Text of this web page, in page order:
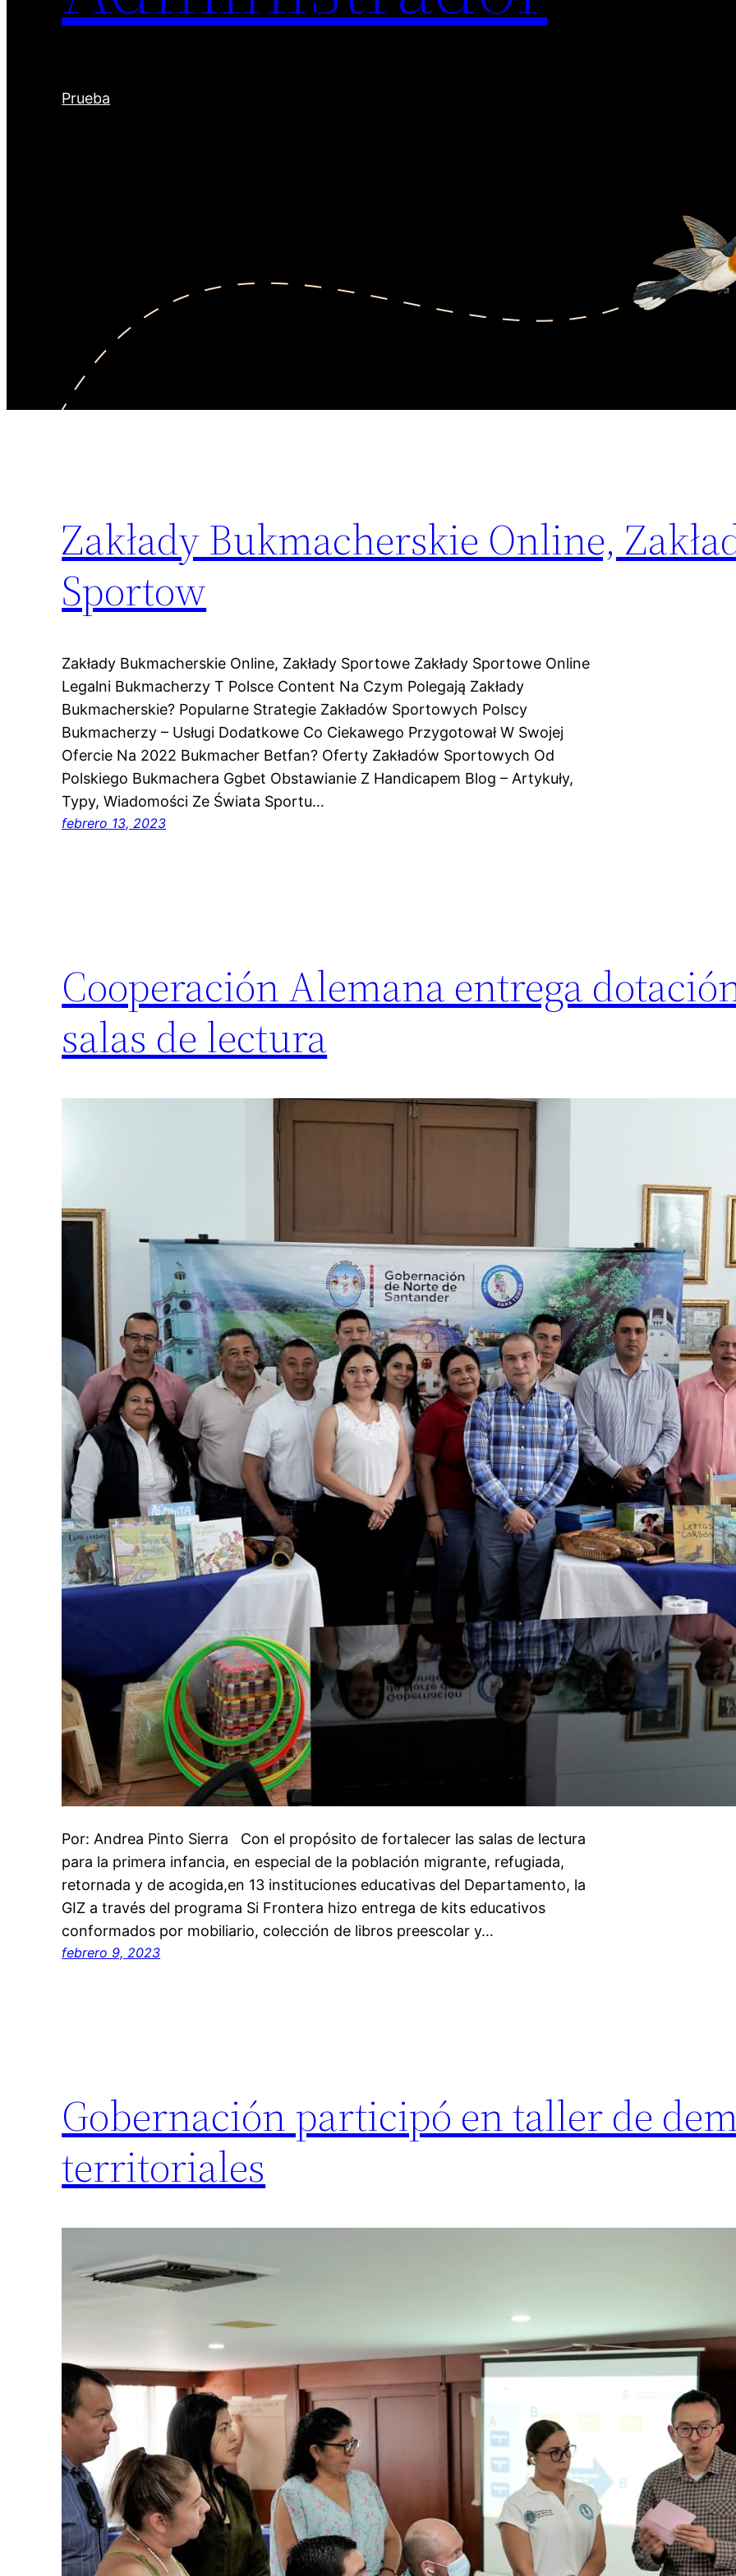
Prueba
Zakłady Bukmacherskie Online,
Sportow
Zakłady Bukmacherskie Online, Zakłady Sportowe Zakłady Sportowe Online
Legalni Bukmacherzy T Polsce Content Na Czym Polegają Zakłady
Bukmacherskie? Popularne Strategie Zakładów Sportowych Polscy
Bukmacherzy – Usługi Dodatkowe Co Ciekawego Przygotował W Swojej
Ofercie Na 2022 Bukmacher Betfan? Oferty Zakładów Sportowych Od
Polskiego Bukmachera Ggbet Obstawianie Z Handicapem Blog – Artykuły,
Typy, Wiadomości Ze Świata Sportu…
febrero 13, 2023
Cooperación Alemana entrega
salas de lectura
Por: Andrea Pinto Sierra Con el propósito de fortalecer las salas de lectura
para la primera infancia, en especial de la población migrante, refugiada,
retornada y de acogida,en 13 instituciones educativas del Departamento, la
GIZ a través del programa Si Frontera hizo entrega de kits educativos
conformados por mobiliario, colección de libros preescolar y…
febrero 9, 2023
Gobernación participó en taller de
territoriales